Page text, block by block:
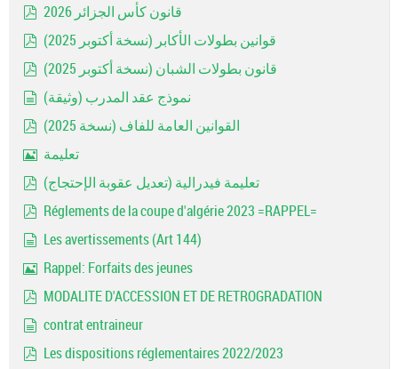
قانون كأس الجزائر 2026
قوانين بطولات الأكابر (نسخة أكتوبر 2025)
قانون بطولات الشبان (نسخة أكتوبر 2025)
نموذج عقد المدرب (وثيقة)
القوانين العامة للفاف (نسخة 2025)
تعليمة
تعليمة فيدرالية (تعديل عقوبة الإحتجاج)
Réglements de la coupe d'algérie 2023 =RAPPEL=
Les avertissements (Art 144)
Rappel: Forfaits des jeunes
MODALITE D'ACCESSION ET DE RETROGRADATION
contrat entraineur
Les dispositions réglementaires 2022/2023